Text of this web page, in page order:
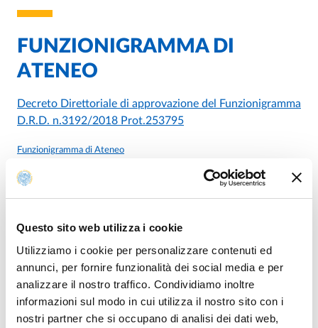
Questo sito web utilizza i cookie
Utilizziamo i cookie per personalizzare contenuti ed
annunci, per fornire funzionalità dei social media e per
analizzare il nostro traffico. Condividiamo inoltre
informazioni sul modo in cui utilizza il nostro sito con i
nostri partner che si occupano di analisi dei dati web,
FUNZIONIGRAMMA DI
ATENEO
Decreto Direttoriale di approvazione del Funzionigramma
D.R.D. n.3192/2018 Prot.253795
Funzionigramma di Ateneo